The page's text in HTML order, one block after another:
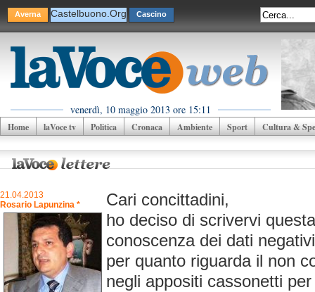
Averna Castelbuono.Org Cascino
venerdì, 10 maggio 2013 ore 15:11
Home laVoce tv Politica Cronaca Ambiente Sport Cultura &
21.04.2013
Rosario Lapunzina *
Cari concittadini,
ho deciso di scrivervi
conoscenza dei dati
per quanto riguarda il non
negli appositi cassonetti